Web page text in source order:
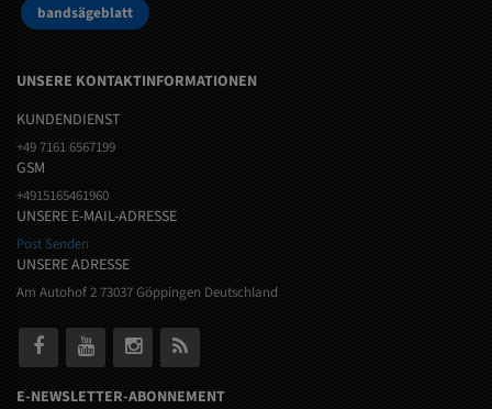
bandsägeblatt
UNSERE KONTAKTINFORMATIONEN
KUNDENDIENST
+49 7161 6567199
GSM
+4915165461960
UNSERE E-MAIL-ADRESSE
Post Senden
UNSERE ADRESSE
Am Autohof 2 73037 Göppingen Deutschland
E-NEWSLETTER-ABONNEMENT